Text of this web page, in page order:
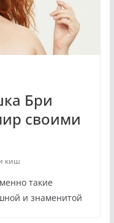
Бри
своими
киш
такие
и знаменитой